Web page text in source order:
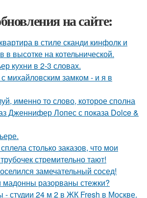
на сайте:
в стиле сканди кинфолк и
в высотке на котельнической.
кухни в 2-3 словах.
михайловским замком - и я в
именно то слово, которое сполна
Дженнифер Лопес с показа Dolce &
столько заказов, что мои
стремительно тают!
замечательный сосед!
мадонны разорваны стежки?
- студии 24 м 2 в ЖК Fresh в Москве.